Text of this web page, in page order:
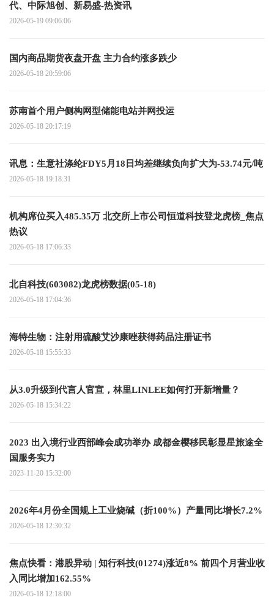
代、中际旭创、新易盛-热资讯
2026-05-19 09:06:06
国内商品期货夜盘开盘 主力合约涨多跌少
2026-05-18 20:59:06
苏南首个用户侧构网型储能电站并网投运
2026-05-18 20:17:19
讯息：生意社涤纶FDY5月18日均差继续负向扩大为-53.74元/吨
2026-05-18 19:18:31
机构席位买入485.35万 北交所上市公司恒道科技登龙虎榜_焦点
热议
2026-05-18 17:06:33
北自科技(603082)龙虎榜数据(05-18)
2026-05-18 17:04:36
海特生物：注射用硫酸艾沙康唑获得药品注册证书
2026-05-18 15:55:33
从3.0升级到代言人官宣，林里LINLEE如何打开新增量？
2026-05-18 15:34:22
2023 出入境行业西部峰会成功举办 成都金樱移民彰显星旅途全
国服务实力
2023-11-20 15:32:00
2026年4月份全国规上工业烧碱（折100%）产量同比增长7.2%
2026-05-18 12:30:32
焦点快看：港股异动 | 知行科技(01274)涨近8% 前四个月营业收
入同比增加162.55%
2026-05-18 12:18:00